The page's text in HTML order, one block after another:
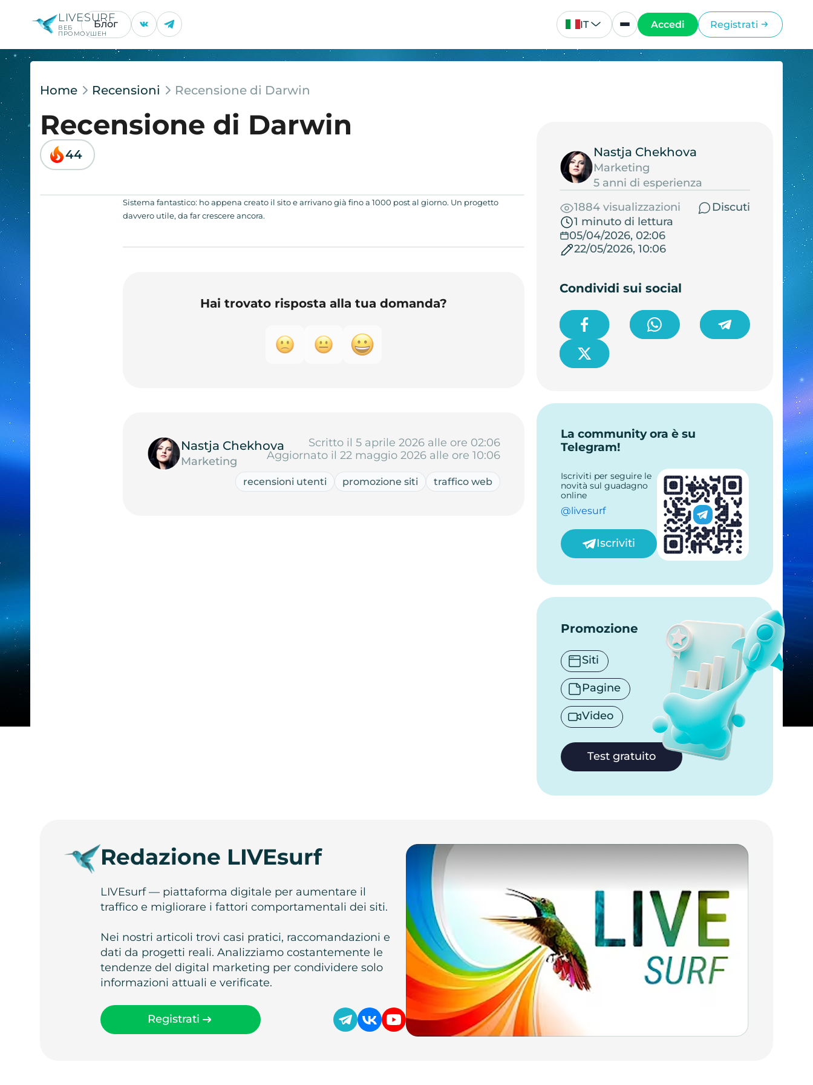
LIVESURF
ВЕБ
ПРОМОУШЕН
Блог IT Accedi Registrati
Home Recensioni Recensione di Darwin
Recensione di Darwin
44
Sistema fantastico: ho appena creato il sito e arrivano già fino a 1000 post al giorno. Un progetto
davvero utile, da far crescere ancora.
Hai trovato risposta alla tua domanda?
Nastja Chekhova
Marketing
Scritto il 5 aprile 2026 alle ore 02:06
Aggiornato il 22 maggio 2026 alle ore 10:06
recensioni utenti promozione siti traffico web
Nastja Chekhova
Marketing
5 anni di esperienza
1884 visualizzazioni
Discuti
1 minuto di lettura
05/04/2026, 02:06
22/05/2026, 10:06
Condividi sui social
La community ora è su
Telegram!
Iscriviti per seguire le
novità sul guadagno
online
@livesurf
Iscriviti
Promozione
Siti
Pagine
Video
Test gratuito
Redazione LIVEsurf
LIVEsurf — piattaforma digitale per aumentare il
traffico e migliorare i fattori comportamentali dei siti.
Nei nostri articoli trovi casi pratici, raccomandazioni e
dati da progetti reali. Analizziamo costantemente le
tendenze del digital marketing per condividere solo
informazioni attuali e verificate.
Registrati